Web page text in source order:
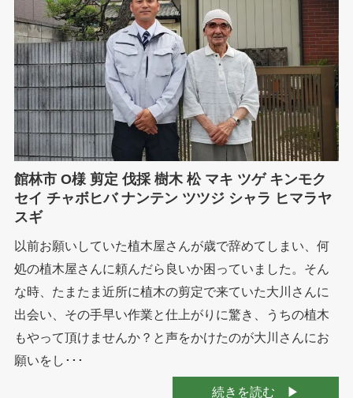
館林市 O様 剪定 伐採 樹木 松 マキ ツゲ キンモク
セイ チャボヒバ ナンテン ツツジ シャラ ヒマラヤ
スギ
以前お願いしていた植木屋さんが歳で辞めてしまい、何
処の植木屋さんに頼んだら良いか困っていました。そん
な時、たまたま近所に植木の剪定で来ていた大川さんに
出会い、その手早い作業と仕上がりに驚き、うちの植木
もやって頂けませんか？と声をかけたのが大川さんにお
願いをし･･･
続きを読む